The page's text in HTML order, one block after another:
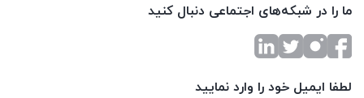
ما را در شبکه‌های اجتماعی دنبال کنید
لطفا ایمیل خود را وارد نمایید